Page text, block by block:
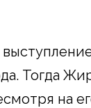
Тогда
на